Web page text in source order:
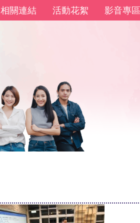
相關連結 活動花絮 影音專區